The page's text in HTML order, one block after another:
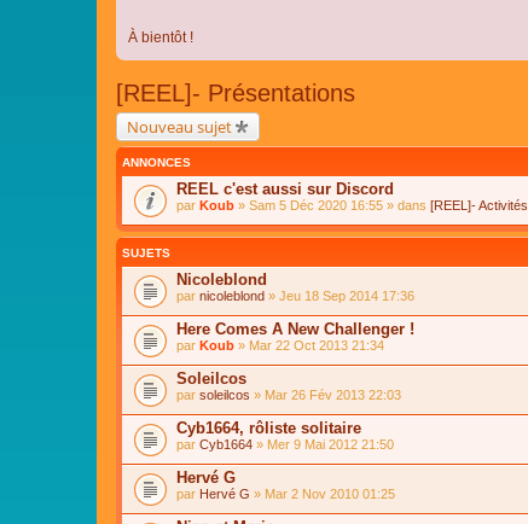
À bientôt !
[REEL]- Présentations
Nouveau sujet
ANNONCES
REEL c'est aussi sur Discord
par Koub » Sam 5 Déc 2020 16:55 » dans [REEL]- Activités
SUJETS
Nicoleblond
par nicoleblond » Jeu 18 Sep 2014 17:36
Here Comes A New Challenger !
par Koub » Mar 22 Oct 2013 21:34
Soleilcos
par soleilcos » Mar 26 Fév 2013 22:03
Cyb1664, rôliste solitaire
par Cyb1664 » Mer 9 Mai 2012 21:50
Hervé G
par Hervé G » Mar 2 Nov 2010 01:25